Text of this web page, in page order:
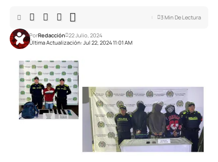
Última Actualización: Jul 22, 2024 11:01 AM
PorRedacción 22 Julio, 2024
3 Min De Lectura